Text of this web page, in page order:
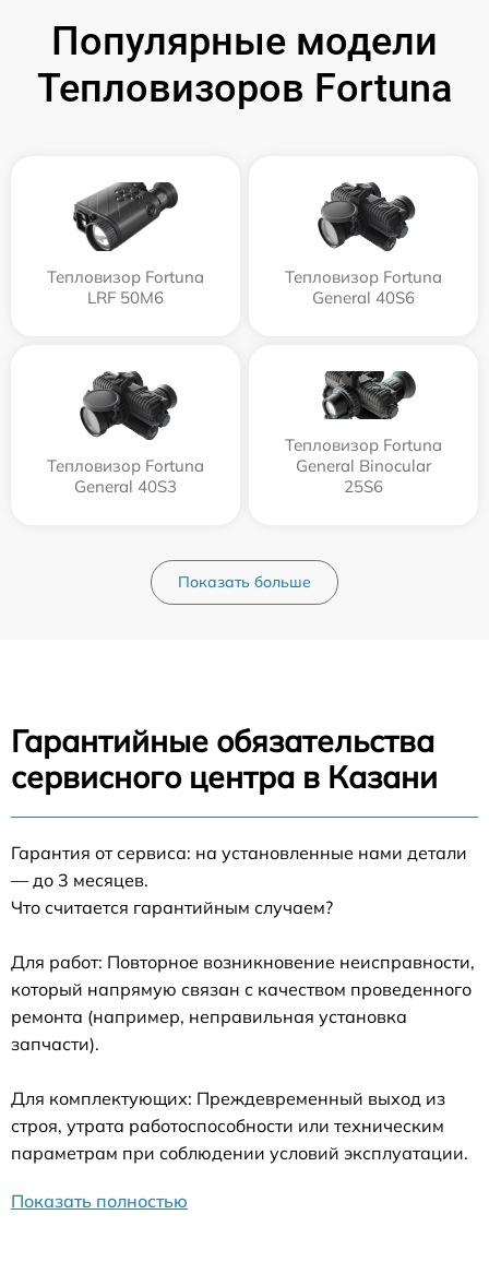
Популярные модели
Тепловизоров Fortuna
Тепловизор Fortuna
LRF 50M6
Тепловизор Fortuna
General 40S6
Тепловизор Fortuna
General 40S3
Тепловизор Fortuna
General Binocular
25S6
Показать больше
Гарантийные обязательства
сервисного центра в Казани
Гарантия от сервиса: на установленные нами детали
— до 3 месяцев.
Что считается гарантийным случаем?
Для работ: Повторное возникновение неисправности,
который напрямую связан с качеством проведенного
ремонта (например, неправильная установка
запчасти).
Для комплектующих: Преждевременный выход из
строя, утрата работоспособности или техническим
параметрам при соблюдении условий эксплуатации.
Показать полностью